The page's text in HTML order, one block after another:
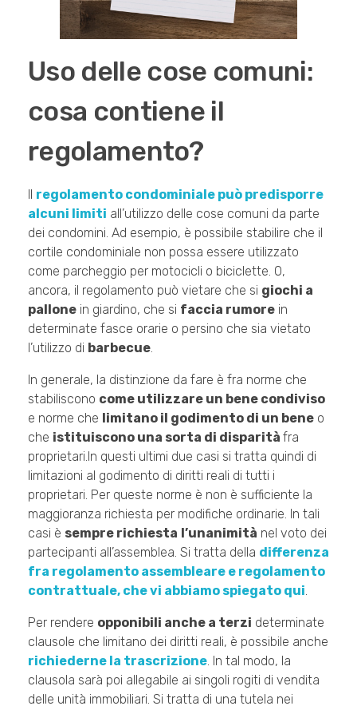
Uso delle cose comuni:
cosa contiene il
regolamento?
Il regolamento condominiale può predisporre
alcuni limiti all’utilizzo delle cose comuni da parte
dei condomini. Ad esempio, è possibile stabilire che il
cortile condominiale non possa essere utilizzato
come parcheggio per motocicli o biciclette. O,
ancora, il regolamento può vietare che si giochi a
pallone in giardino, che si faccia rumore in
determinate fasce orarie o persino che sia vietato
l’utilizzo di barbecue.
In generale, la distinzione da fare è fra norme che
stabiliscono come utilizzare un bene condiviso
e norme che limitano il godimento di un bene o
che istituiscono una sorta di disparità fra
proprietari.In questi ultimi due casi si tratta quindi di
limitazioni al godimento di diritti reali di tutti i
proprietari. Per queste norme è non è sufficiente la
maggioranza richiesta per modifiche ordinarie. In tali
casi è sempre richiesta l’unanimità nel voto dei
partecipanti all’assemblea. Si tratta della differenza
fra regolamento assembleare e regolamento
contrattuale, che vi abbiamo spiegato qui.
Per rendere opponibili anche a terzi determinate
clausole che limitano dei diritti reali, è possibile anche
richiederne la trascrizione. In tal modo, la
clausola sarà poi allegabile ai singoli rogiti di vendita
delle unità immobiliari. Si tratta di una tutela nei